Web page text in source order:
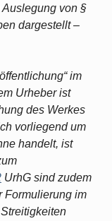
von §
dargestellt –
im
Urheber ist
des Werkes
vorliegend um
handelt, ist
UrhG sind zudem
Formulierung im